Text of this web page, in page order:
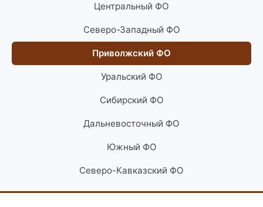
Центральный ФО
Северо-Западный ФО
Приволжский ФО
Уральский ФО
Сибирский ФО
Дальневосточный ФО
Южный ФО
Северо-Кавказский ФО